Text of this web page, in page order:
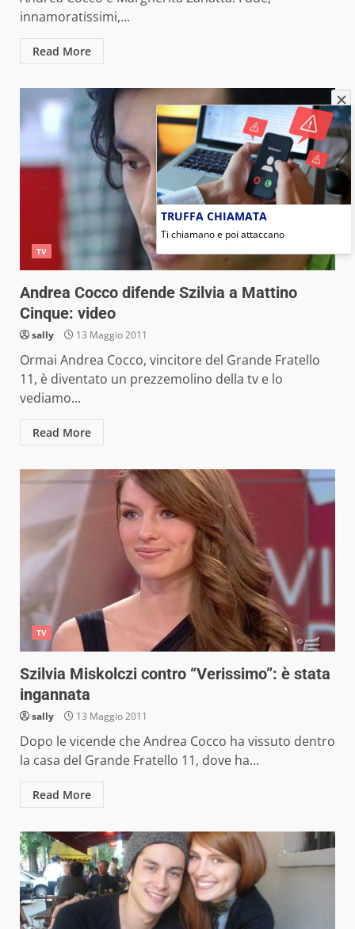
innamoratissimi,...
Read More
TV
Andrea Cocco difende Szilvia a Mattino
Cinque: video
sally 13 Maggio 2011
Ormai Andrea Cocco, vincitore del Grande Fratello
11, è diventato un prezzemolino della tv e lo
vediamo...
Read More
TV
Szilvia Miskolczi contro “Verissimo”: è stata
ingannata
sally 13 Maggio 2011
Dopo le vicende che Andrea Cocco ha vissuto dentro
la casa del Grande Fratello 11, dove ha...
Read More
TRUFFA CHIAMATA
Ti chiamano e poi attaccano